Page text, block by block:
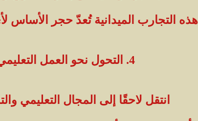
هذه التجارب الميدانية تُعدّ حجر
4. التحول نحو العمل التعليمي العسكري
انتقل لاحقًا إلى المجال التعليمي